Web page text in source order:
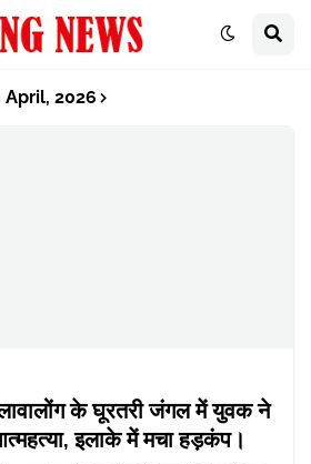
2026
के घूरतरी जंगल में युवक ने
इलाके में मचा हड़कंप।